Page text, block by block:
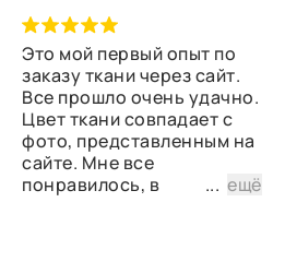
Это мой первый опыт по
заказу ткани через сайт.
Все прошло очень удачно.
Цвет ткани совпадает с
фото, представленным на
сайте. Мне все
понравилось, в
...ещё